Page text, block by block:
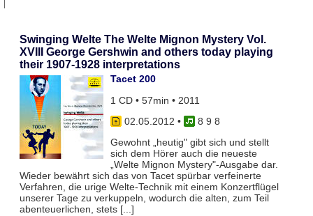
Swinging Welte The Welte Mignon Mystery Vol.
XVIII George Gershwin and others today playing
their 1907-1928 interpretations
Tacet 200
1 CD • 57min • 2011
02.05.2012 •
8 9 8
Gewohnt „heutig" gibt sich und stellt
sich dem Hörer auch die neueste
„Welte Mignon Mystery"-Ausgabe dar.
Wieder bewährt sich das von Tacet spürbar verfeinerte
Verfahren, die urige Welte-Technik mit einem Konzertflügel
unserer Tage zu verkuppeln, wodurch die alten, zum Teil
abenteuerlichen, stets [...]